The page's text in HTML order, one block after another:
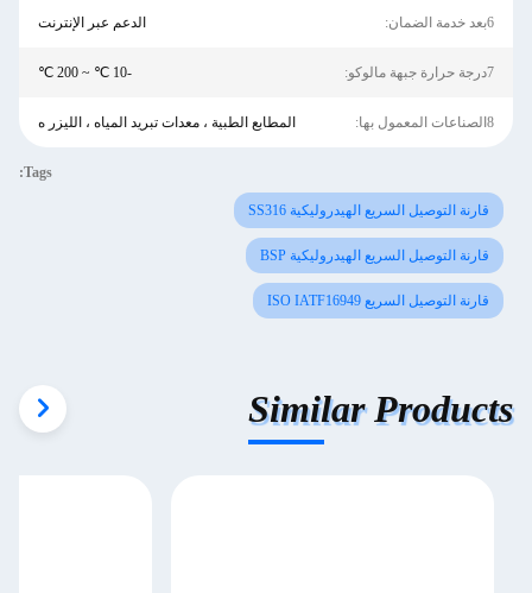
6بعد خدمة الضمان: الدعم عبر الإنترنت
7درجة حرارة جبهة مالوكو: -10 ℃ ~ 200 ℃
8الصناعات المعمول بها: المطابع الطبية ، معدات تبريد المياه ، الليزر ه
Tags:
قارنة التوصيل السريع الهيدروليكية SS316
قارنة التوصيل السريع الهيدروليكية BSP
قارنة التوصيل السريع ISO IATF16949
Similar Products